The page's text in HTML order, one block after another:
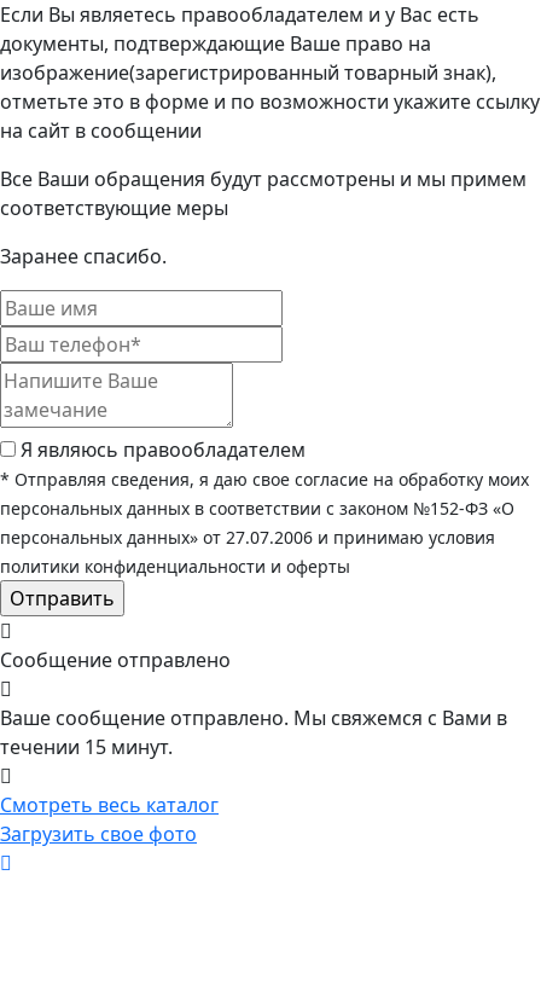
Если Вы являетесь правообладателем и у Вас есть
документы, подтверждающие Ваше право на
изображение(зарегистрированный товарный знак),
отметьте это в форме и по возможности укажите ссылку
на сайт в сообщении
Все Ваши обращения будут рассмотрены и мы примем
соответствующие меры
Заранее спасибо.
Я являюсь правообладателем
* Отправляя сведения, я даю свое согласие на обработку моих
персональных данных в соответствии с законом №152-ФЗ «О
персональных данных» от 27.07.2006 и принимаю условия
политики конфиденциальности и оферты
Сообщение отправлено
Ваше сообщение отправлено. Мы свяжемся с Вами в
течении 15 минут.
Смотреть весь каталог
Загрузить свое фото